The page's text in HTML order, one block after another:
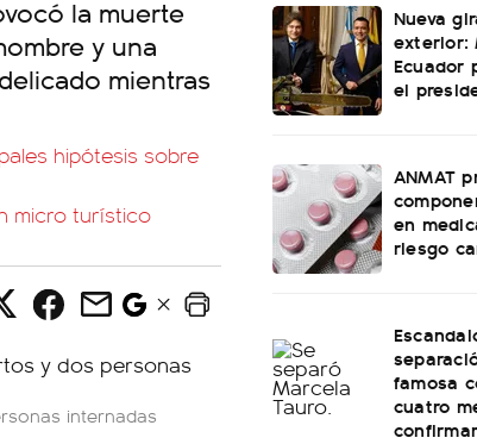
la muerte
y una
mientras
hipótesis sobre
micro turístico
internadas
Nueva
exterior:
Ecuador
el
ANMAT
en
riesgo
famosa
cuatro